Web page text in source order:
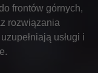
frontów górnych,
rozwiązania
usługi i